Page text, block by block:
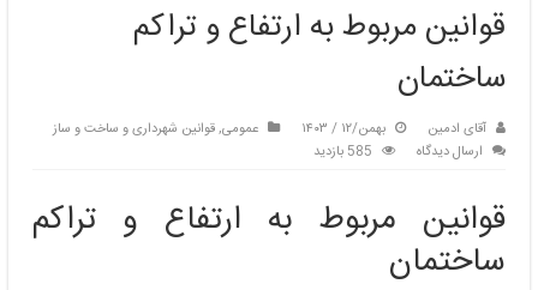
قوانین مربوط به ارتفاع و تراکم
ساختمان
آقای ادمین بهمن/۱۲ / ۱۴۰۳ عمومی,قوانین شهرداری و ساخت و ساز
ارسال دیدگاه
585 بازدید
قوانین مربوط به ارتفاع و تراکم
ساختمان